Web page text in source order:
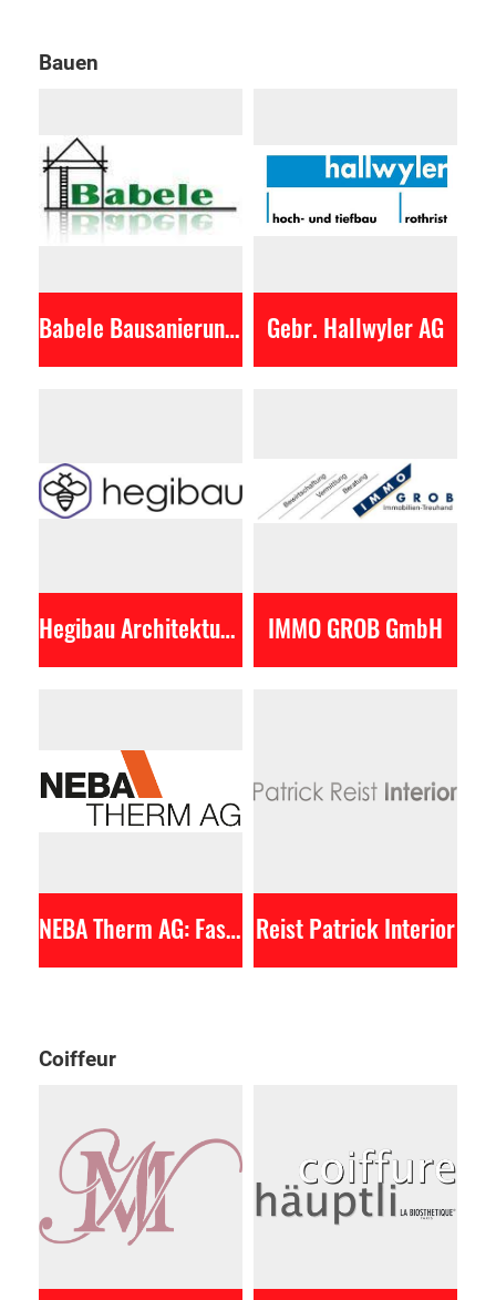
Bauen
Babele Bausanierungen GmbH Gebr. Hallwyler AG
Hegibau Architektur AG IMMO GROB GmbH
NEBA Therm AG: Fassade, Wärmedämmung Reist Patrick Interior
Coiffeur